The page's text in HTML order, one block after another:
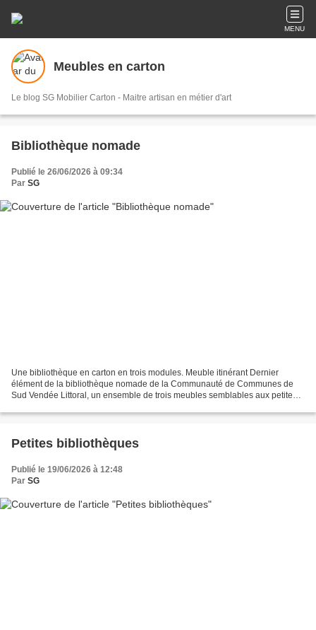
MENU
Meubles en carton
Le blog SG Mobilier Carton - Maitre artisan en métier d'art
Bibliothèque nomade
Publié le 26/06/2026 à 09:34
Par SG
Une bibliothèque en carton en trois modules. Meuble itinérant Dernier
élément de la bibliothèque nomade de la Communauté de Communes de
Sud Vendée Littoral, un ensemble de trois meubles semblables aux petites
Petites bibliothèques
Publié le 19/06/2026 à 12:48
Par SG